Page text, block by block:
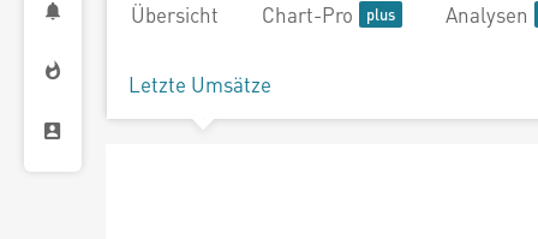
Übersicht Chart-Pro Analysen
Letzte Umsätze